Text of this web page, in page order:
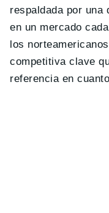
respaldada por una
en un mercado
los
competitiva clave
referencia en